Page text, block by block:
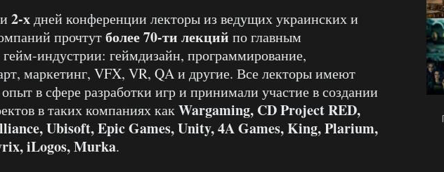
2-хдней конференции лекторы из ведущих украинских и
прочтутболее70-ти лекций по главным
индустрии: геймдизайн, программирование,
маркетинг, VFX, VR, QA и другие. Все лекторы имеют
в сфере разработки игр и принимали участие в создании
в таких компаниях какWargaming, CD Project RED,
Ubisoft, Epic Games, Unity, 4A Games, King, Plarium,
iLogos, Murka.